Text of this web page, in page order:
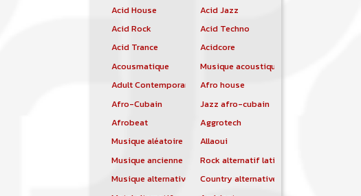
Acid House
Acid Jazz
Acid Rock
Acid Techno
Acid Trance
Acidcore
Acousmatique
Musique acoustique
Adult Contemporary
Afro house
Afro-Cubain
Jazz afro-cubain
Afrobeat
Aggrotech
Musique aléatoire
Allaoui
Musique ancienne
Rock alternatif latino
Musique alternative
Country alternative